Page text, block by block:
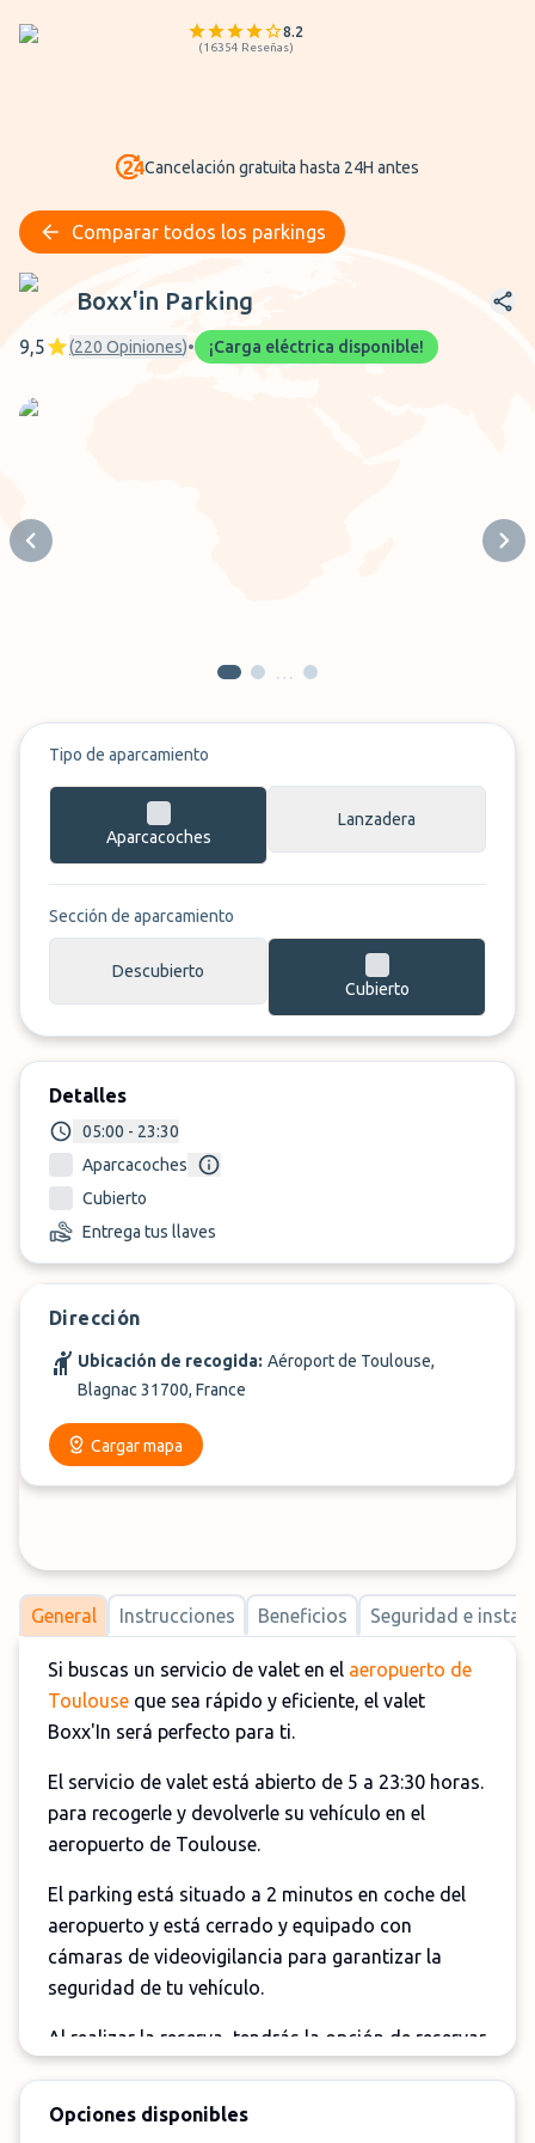
8.2
(16354 Reseñas)
Cancelación gratuita hasta 24H antes
Comparar todos los parkings
Boxx'in Parking
Boxx'in Parking
9,5 (220 Opiniones)• ¡Carga eléctrica disponible!
Previous slide
…
Tipo de aparcamiento
Aparcacoches
Lanzadera
Sección de aparcamiento
Descubierto
Cubierto
Detalles
05:00 - 23:30
Aparcacoches
Cubierto
Entrega tus llaves
Dirección
Ubicación de recogida: Aéroport de Toulouse,
Blagnac 31700, France
Cargar mapa
General Instrucciones Beneficios Seguridad e
Si buscas un servicio de valet en el aeropuerto de
Toulouse que sea rápido y eficiente, el valet
Boxx'In será perfecto para ti.
El servicio de valet está abierto de 5 a 23:30 horas.
para recogerle y devolverle su vehículo en el
aeropuerto de Toulouse.
El parking está situado a 2 minutos en coche del
aeropuerto y está cerrado y equipado con
cámaras de videovigilancia para garantizar la
seguridad de tu vehículo.
Al realizar la reserva, tendrás la opción de reservar
tiempo.
Opciones disponibles